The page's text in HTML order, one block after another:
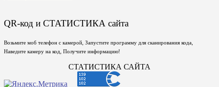
QR-код и СТАТИСТИКА сайта
Возьмите моб телефон с камерой, Запустите программу для сканирования кода,
Наведите камеру на код, Получите информацию!
СТАТИСТИКА САЙТА